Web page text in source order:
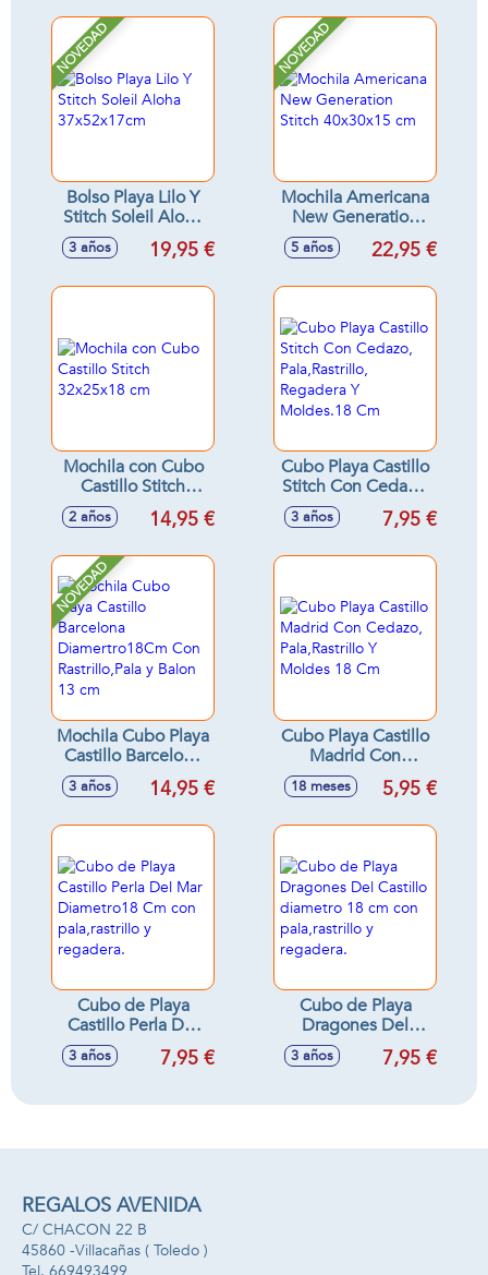
NOVEDAD
Bolso Playa Lilo Y
Stitch Soleil Aloha
37x52x17cm
3 años 19,95 €
NOVEDAD
Mochila Americana
New Generation
Stitch 40x30x15 cm
5 años 22,95 €
Mochila con Cubo
Castillo Stitch
32x25x18 cm
2 años 14,95 €
Cubo Playa Castillo
Stitch Con Cedazo,
Pala,Rastrillo,
Regadera Y
3 años 7,95 €
NOVEDAD
Mochila Cubo Playa
Castillo Barcelona
Diamertro18Cm
Con Rastrillo,Pala y
3 años 14,95 €
Cubo Playa Castillo
Madrid Con
Cedazo,
Pala,Rastrillo Y
18 meses 5,95 €
Cubo de Playa
Castillo Perla Del
Mar Diametro18
Cm con
regadera.
3 años 7,95 €
Cubo de Playa
Dragones Del
Castillo diametro
18 cm con
regadera.
3 años 7,95 €
REGALOS AVENIDA
C/ CHACON 22 B
45860 -Villacañas ( Toledo )